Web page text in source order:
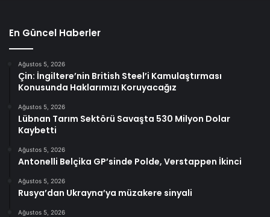
En Güncel Haberler
Ağustos 5, 2026
Çin: İngiltere’nin British Steel’i Kamulaştırması
Konusunda Haklarımızı Koruyacağız
Ağustos 5, 2026
Lübnan Tarım Sektörü Savaşta 530 Milyon Dolar
Kaybetti
Ağustos 5, 2026
Antonelli Belçika GP’sinde Polde, Verstappen İkinci
Ağustos 5, 2026
Rusya’dan Ukrayna’ya müzakere sinyali
Ağustos 5, 2026